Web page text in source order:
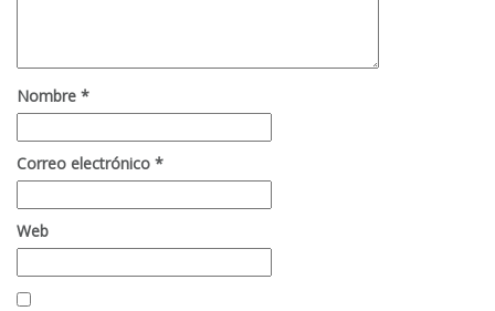
Nombre *
Correo electrónico *
Web